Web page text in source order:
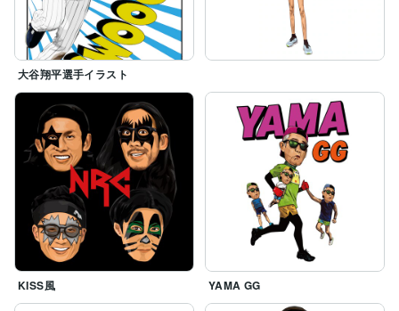
大谷翔平選手イラスト
KISS風 YAMA GG